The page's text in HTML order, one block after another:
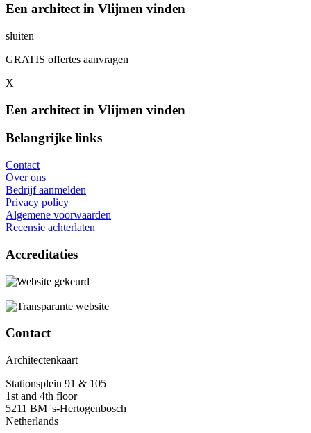
Een architect in Vlijmen vinden
sluiten
GRATIS offertes aanvragen
X
Een architect in Vlijmen vinden
Belangrijke links
Contact
Over ons
Bedrijf aanmelden
Privacy policy
Algemene voorwaarden
Recensie achterlaten
Accreditaties
Contact
Architectenkaart
Stationsplein 91 & 105
1st and 4th floor
5211 BM 's-Hertogenbosch
Netherlands